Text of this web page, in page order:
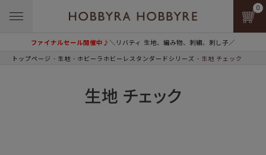
ファイナルセール開催中♪＼リバティ 生地、編み物、刺繍、刺し子／
0
トップページ 生地 ホビーラホビーレスタンダードシリーズ 生地 チェック
生地 チェック